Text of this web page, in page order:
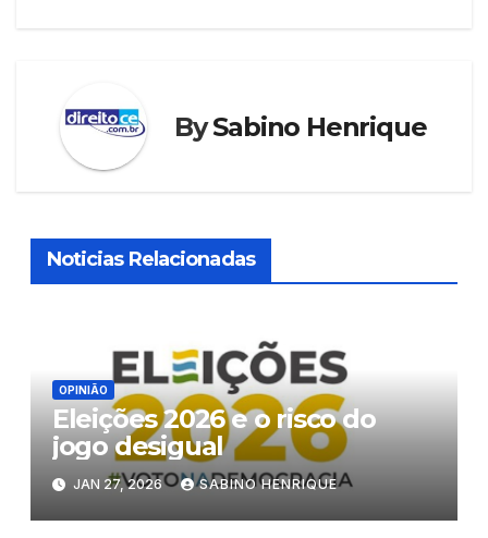
BySabino Henrique
Noticias Relacionadas
OPINIÃO
Eleições 2026 e o risco do
jogo desigual
JAN 27, 2026 SABINO HENRIQUE